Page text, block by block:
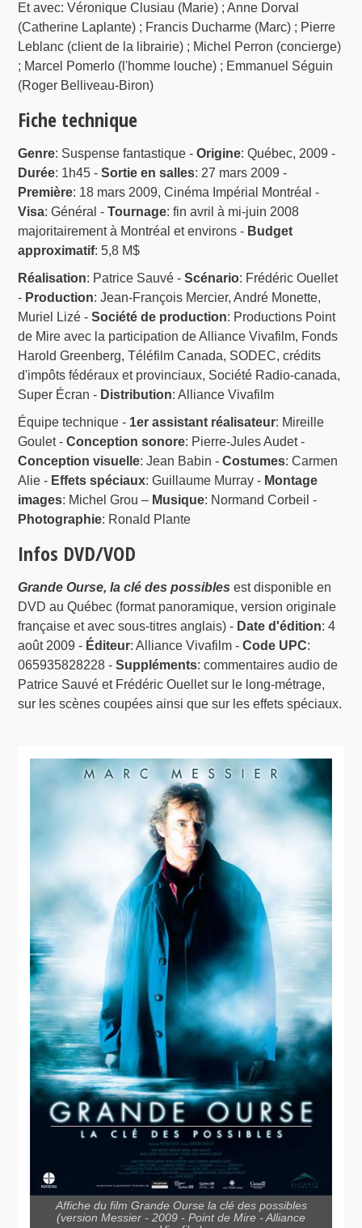
Et avec: Véronique Clusiau (Marie) ; Anne Dorval
(Catherine Laplante) ; Francis Ducharme (Marc) ; Pierre
Leblanc (client de la librairie) ; Michel Perron (concierge)
; Marcel Pomerlo (l'homme louche) ; Emmanuel Séguin
(Roger Belliveau-Biron)
Fiche technique
Genre: Suspense fantastique -Origine: Québec, 2009 -
Durée: 1h45 -Sortie en salles: 27 mars 2009 -
Première: 18 mars 2009, Cinéma Impérial Montréal -
Visa: Général -Tournage: fin avril à mi-juin 2008
majoritairement à Montréal et environs - Budget
approximatif: 5,8 M$
Réalisation: Patrice Sauvé -Scénario: Frédéric Ouellet
- Production: Jean-François Mercier, André Monette,
Muriel Lizé -Société de production: Productions Point
de Mire avec la participation de Alliance Vivafilm, Fonds
Harold Greenberg, Téléfilm Canada, SODEC, crédits
d'impôts fédéraux et provinciaux, Société Radio-canada,
Super Écran - Distribution: Alliance Vivafilm
Équipe technique - 1er assistant réalisateur: Mireille
Goulet -Conception sonore: Pierre-Jules Audet -
Conception visuelle: Jean Babin -Costumes: Carmen
Alie - Effets spéciaux: Guillaume Murray - Montage
images: Michel Grou – Musique: Normand Corbeil -
Photographie: Ronald Plante
Infos DVD/VOD
Grande Ourse, la clé des possibles est disponible en
DVD au Québec (format panoramique, version originale
française et avec sous-titres anglais) - Date d'édition: 4
août 2009 - Éditeur: Alliance Vivafilm -Code UPC:
065935828228 -Suppléments: commentaires audio de
Patrice Sauvé et Frédéric Ouellet sur le long-métrage,
sur les scènes coupées ainsi que sur les effets spéciaux.
Affiche du film Grande Ourse la clé des possibles
(version Messier - 2009 - Point de Mire - Alliance